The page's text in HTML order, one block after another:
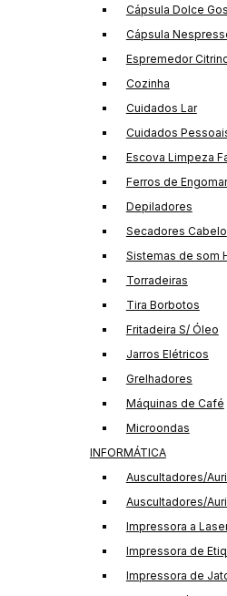
Cápsula Dolce
Cápsula
Espremedor
Cozinha
Cuidados Lar
Cuidados
Escova Limpeza
Ferros de Engomar
Depiladores
Secadores Cabelo
Sistemas de som
Torradeiras
Tira Borbotos
Fritadeira S/ Óleo
Jarros Elétricos
Grelhadores
Máquinas de Café
Microondas
INFORMÁTICA
Auscultadores/
Auscultadores/
Impressora a
Impressora de
Impressora de